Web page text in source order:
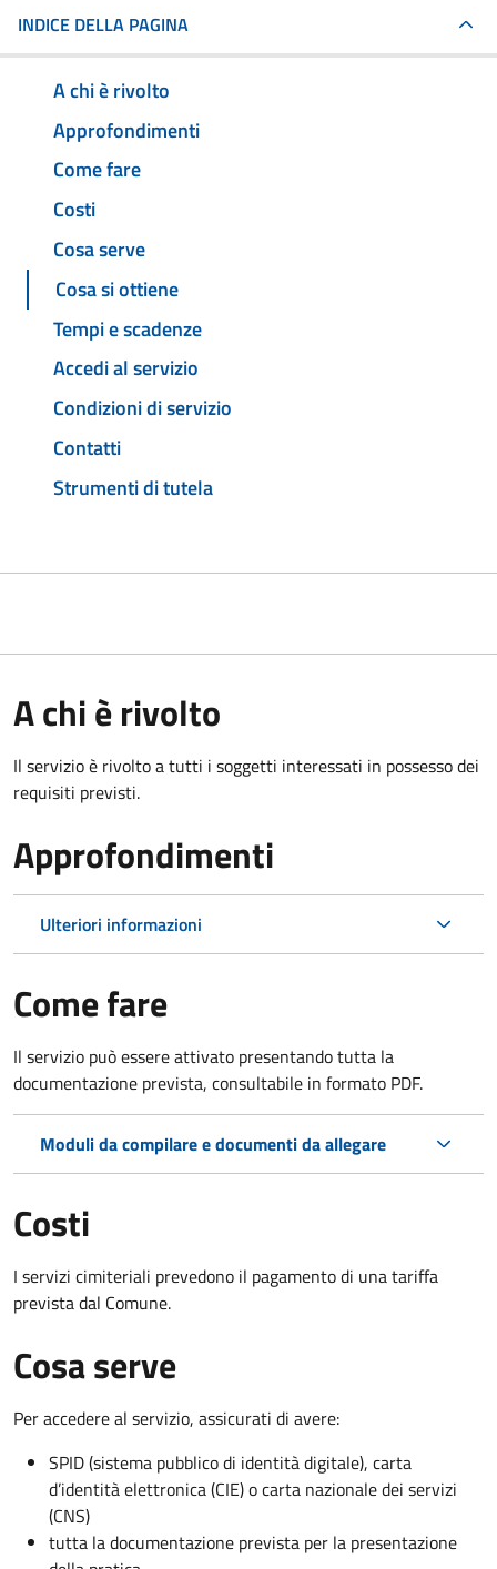
INDICE DELLA PAGINA
A chi è rivolto
Approfondimenti
Come fare
Costi
Cosa serve
Cosa si ottiene
Tempi e scadenze
Accedi al servizio
Condizioni di servizio
Contatti
Strumenti di tutela
A chi è rivolto
Il servizio è rivolto a tutti i soggetti interessati in possesso dei
requisiti previsti.
Approfondimenti
Ulteriori informazioni
Come fare
Il servizio può essere attivato presentando tutta la
documentazione prevista, consultabile in formato PDF.
Moduli da compilare e documenti da allegare
Costi
I servizi cimiteriali prevedono il pagamento di una tariffa
prevista dal Comune.
Cosa serve
Per accedere al servizio, assicurati di avere:
SPID (sistema pubblico di identità digitale), carta
d’identità elettronica (CIE) o carta nazionale dei servizi
(CNS)
tutta la documentazione prevista per la presentazione